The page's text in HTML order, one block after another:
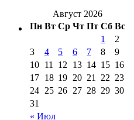
Август 2026
Пн Вт Ср Чт Пт Сб Вс
« Июл
1
2
3
4 5 6 7 8
9
10 11 12 13 14 15 16
17 18 19 20 21 22 23
24 25 26 27 28 29 30
31